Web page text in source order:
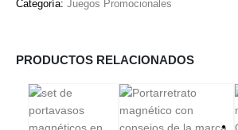
Categoría: Juegos Promocionales
PRODUCTOS RELACIONADOS